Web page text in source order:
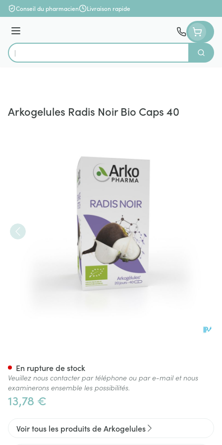
Aller au contenu
Conseil du pharmacien Livraison rapide
Menu
Rechercher
Arkogelules Radis Noir Bio Caps 40
13,78 €
En rupture de stock
Veuillez nous contacter par téléphone ou par e-mail et nous
examinerons ensemble les possibilités.
Voir tous les produits de Arkogelules